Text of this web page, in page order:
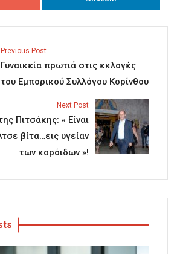
Previous Post
Γυναικεία πρωτιά στις εκλογές
του Εμπορικού Συλλόγου Κορίνθου
Next Post
Πιτσάκης: « Είναι
βίτα…εις υγείαν
των κορόιδων »!